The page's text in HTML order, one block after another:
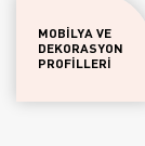
MOBİLYA VE
DEKORASYON
PROFİLLERİ